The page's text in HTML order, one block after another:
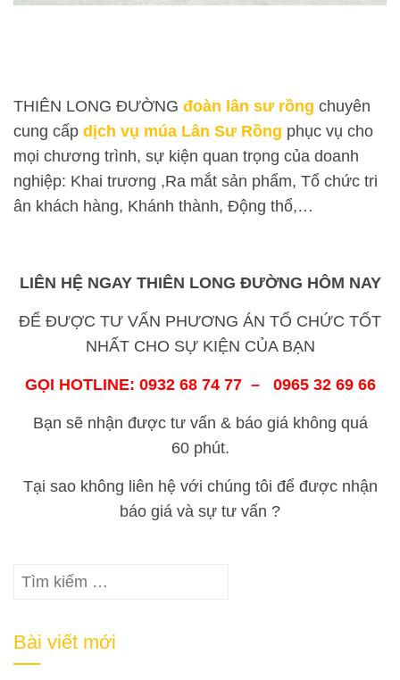
THIÊN LONG ĐƯỜNG đoàn lân sư rồng chuyên
cung cấp dịch vụ múa Lân Sư Rồng phục vụ cho
mọi chương trình, sự kiện quan trọng của doanh
nghiệp: Khai trương ,Ra mắt sản phẩm, Tổ chức tri
ân khách hàng, Khánh thành, Động thổ,…
LIÊN HỆ NGAY THIÊN LONG ĐƯỜNG HÔM NAY
ĐỂ ĐƯỢC TƯ VẤN PHƯƠNG ÁN TỔ CHỨC TỐT
NHẤT CHO SỰ KIỆN CỦA BẠN
GỌI HOTLINE: 0932 68 74 77 – 0965 32 69 66
Bạn sẽ nhận được tư vấn & báo giá không quá
60 phút.
Tại sao không liên hệ với chúng tôi để được nhận
báo giá và sự tư vấn ?
Tìm
Bài viết mới